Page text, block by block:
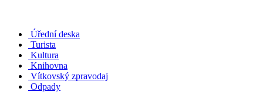
Úřední deska
Turista
Kultura
Knihovna
Vítkovský zpravodaj
Odpady